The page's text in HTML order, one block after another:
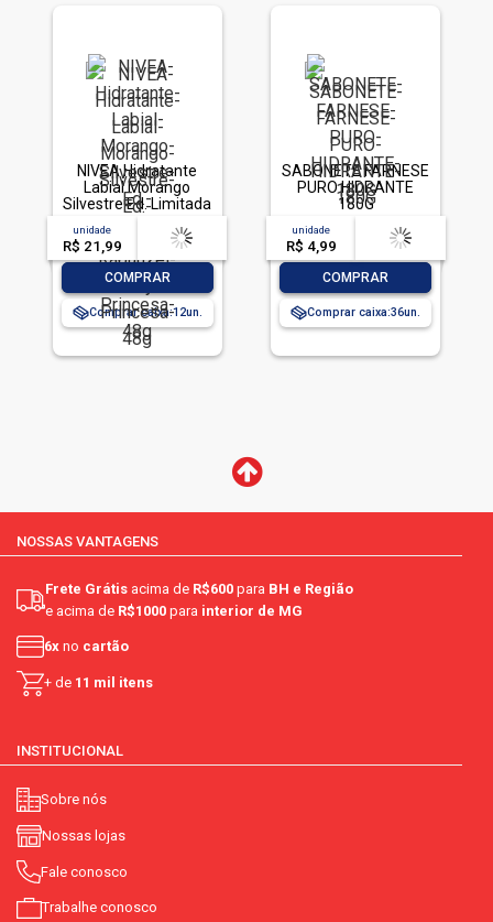
NIVEA Hidratante
Labial Morango
Silvestre Ed. Limitada
Rapunzel Disney®
Princesa 4,8g
unidade
R$ 21,99
acima de
-- --,--un.
COMPRAR
Comprar caixa:12
SABONETE FARNESE
PURO HIDRANTE
180G
unidade
R$ 4,99
acima de
-- --,--un.
COMPRAR
Comprar caixa:36
NOSSAS VANTAGENS
Frete Grátis acima de R$600 para BH e Região
e acima de R$1000 para interior de MG
6x no cartão
+ de 11 mil itens
INSTITUCIONAL
Sobre nós
Nossas lojas
Fale conosco
Trabalhe conosco